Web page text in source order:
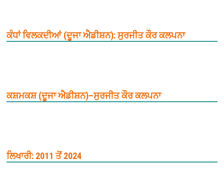
ਕੰਧਾਂ ਵਿਲਕਦੀਆਂ (ਦੂਜਾ ਐਡੀਸ਼ਨ): ਸੁਰਜੀਤ ਕੌਰ ਕਲਪਨਾ
ਕਸ਼ਮਕਸ਼ (ਦੂਜਾ ਐਡੀਸ਼ਨ)–ਸੁਰਜੀਤ ਕੌਰ ਕਲਪਨਾ
ਲਿਖਾਰੀ: 2011 ਤੋਂ 2024